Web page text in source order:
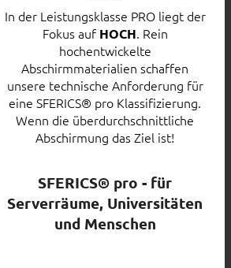
In der Leistungsklasse PRO liegt der
Fokus auf HOCH. Rein
hochentwickelte
Abschirmmaterialien schaffen
unsere technische Anforderung für
eine SFERICS® pro Klassifizierung.
Wenn die überdurchschnittliche
Abschirmung das Ziel ist!
SFERICS® pro - für
Serverräume, Universitäten
und Menschen